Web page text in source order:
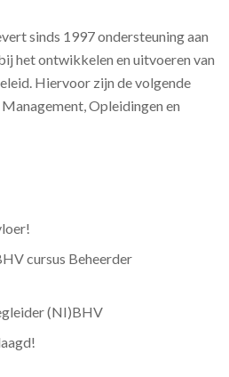
sinds 1997 ondersteuning aan
het ontwikkelen en uitvoeren van
Hiervoor zijn de volgende
Opleidingen en
cursus Beheerder
(NI)BHV